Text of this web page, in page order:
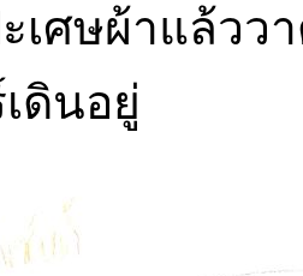
เศษผ้าแล้วว
ดินอยู่